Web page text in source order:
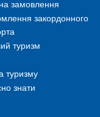
замовлення
закордонного
туризм
туризму
знати